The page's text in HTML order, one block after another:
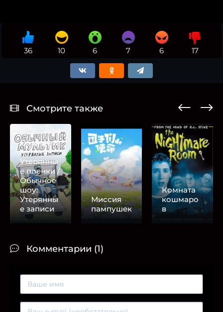
36 10 6 7 6 17
Смотрите также
Обычный
мультик:
Утерянны
е пленки /
Обычное
шоу:
Утерянны
е записи
Миссия
пампушек
Комната
кошмаро
в
Комментарии (1)